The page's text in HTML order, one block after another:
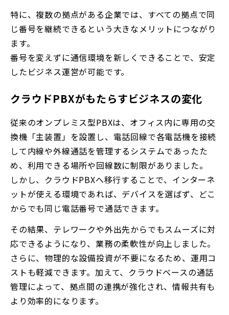
特に、複数の拠点がある企業では、すべての拠点で同
じ番号を継続できるという大きなメリットにつながり
ます。
番号を変えずに通信環境を新しくできることで、安定
したビジネス運営が可能です。
クラウドPBXがもたらすビジネスの変化
従来のオンプレミス型PBXは、オフィス内に専用の交
換機「主装置」を設置し、電話回線で各電話機を接続
して内線や外線通話を管理するシステムであったた
め、利用できる場所や回線数に制限がありました。
しかし、クラウドPBXへ移行することで、インターネ
ットが使える環境であれば、デバイスを選ばず、どこ
からでも同じ電話番号で通話できます。
その結果、テレワークや外出先からでもスムーズに対
応できるようになり、業務の柔軟性が向上しました。
さらに、物理的な設備投資が不要になるため、運用コ
ストも軽減できます。加えて、クラウドベースの通話
管理によって、拠点間の連携が強化され、情報共有も
より効率的になります。